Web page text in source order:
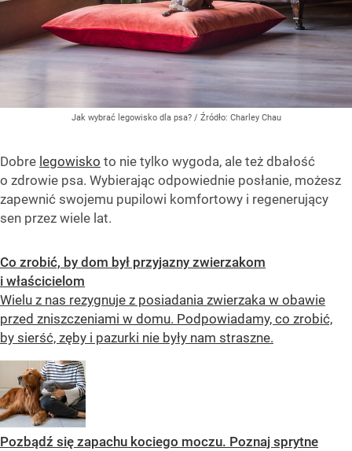
Jak wybrać legowisko dla psa? / Źródło: Charley Chau
Dobre legowisko to nie tylko wygoda, ale też dbałość
o zdrowie psa. Wybierając odpowiednie posłanie, możesz
zapewnić swojemu pupilowi komfortowy i regenerujący
sen przez wiele lat.
Co zrobić, by dom był przyjazny zwierzakom
i właścicielom
Wielu z nas rezygnuje z posiadania zwierzaka w obawie
przed zniszczeniami w domu. Podpowiadamy, co zrobić,
by sierść, zęby i pazurki nie były nam straszne.
Pozbądź się zapachu kociego moczu. Poznaj sprytne